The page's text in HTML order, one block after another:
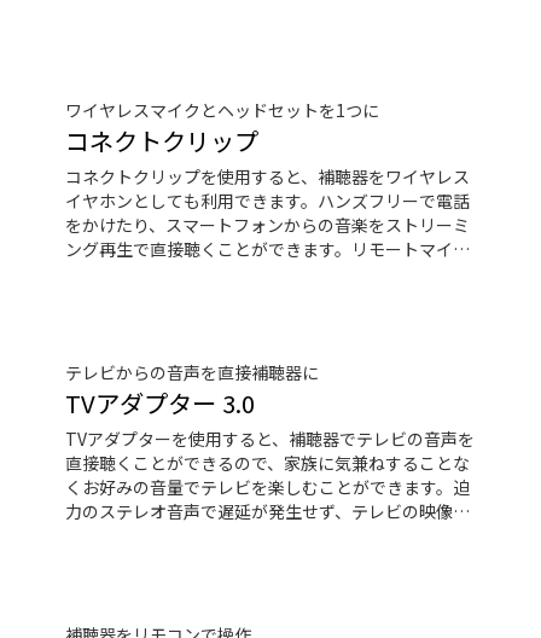
ワイヤレスマイクとヘッドセットを1つに
コネクトクリップ
コネクトクリップを使用すると、補聴器をワイヤレス
イヤホンとしても利用できます。ハンズフリーで電話
をかけたり、スマートフォンからの音楽をストリーミ
ング再生で直接聴くことができます。リモートマイク
テレビからの音声を直接補聴器に
TVアダプター 3.0
TVアダプターを使用すると、補聴器でテレビの音声を
直接聴くことができるので、家族に気兼ねすることな
くお好みの音量でテレビを楽しむことができます。迫
力のステレオ音声で遅延が発生せず、テレビの映像を